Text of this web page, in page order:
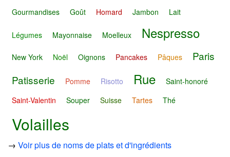
Gourmandises
Goût Homard Jambon Lait
Légumes Mayonnaise Moelleux Nespresso
New York Noël Oignons Pancakes Pâques
Paris
Patisserie
Pomme Risotto Rue
Saint-honoré
Saint-Valentin
Souper Suisse Tartes Thé
Volailles
→ Voir plus de noms de plats et d'ingrédients